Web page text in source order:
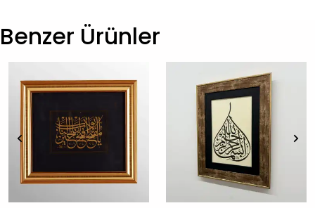
Benzer Ürünler